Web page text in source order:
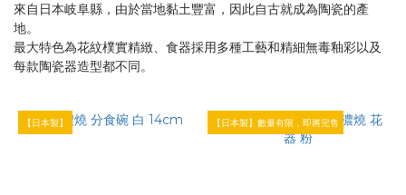
價格
(NT$)
來自日本岐阜縣，由於當地黏土豐富，因此自古就成為陶瓷的產
地。
最大特色為花紋樸實精緻、食器採用多種工藝和精細無毒釉彩以及
每款陶瓷器造型都不同。
【日本製】 【日本製】數量有限，即將完售